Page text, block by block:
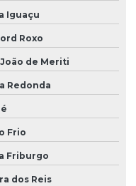
Iguaçu
Roxo
João de Meriti
Redonda
Frio
Friburgo
dos Reis